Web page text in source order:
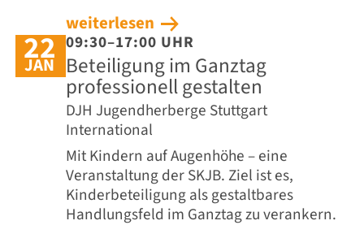
weiterlesen
22
JAN
09:30–17:00 UHR
Beteiligung im Ganztag
professionell gestalten
DJH Jugendherberge Stuttgart
International
Mit Kindern auf Augenhöhe – eine
Veranstaltung der SKJB.Ziel ist es,
Kinderbeteiligung als gestaltbares
Handlungsfeld im Ganztag zu verankern.